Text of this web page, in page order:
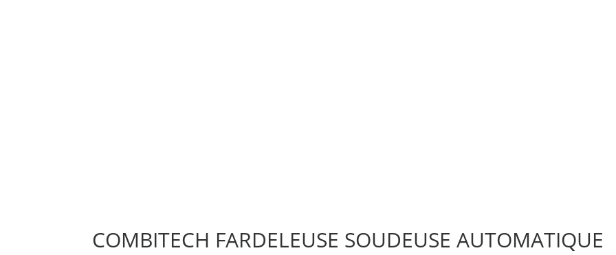
COMBITECH FARDELEUSE SOUDEUSE AUTOMATIQUE